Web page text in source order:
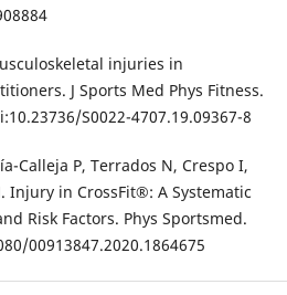
injuries in
J Sports Med Phys Fitness.
S0022-4707.19.09367-8
Calleja P, Terrados N, Crespo I,
Injury in CrossFit®: A Systematic
Risk Factors. Phys Sportsmed.
00913847.2020.1864675